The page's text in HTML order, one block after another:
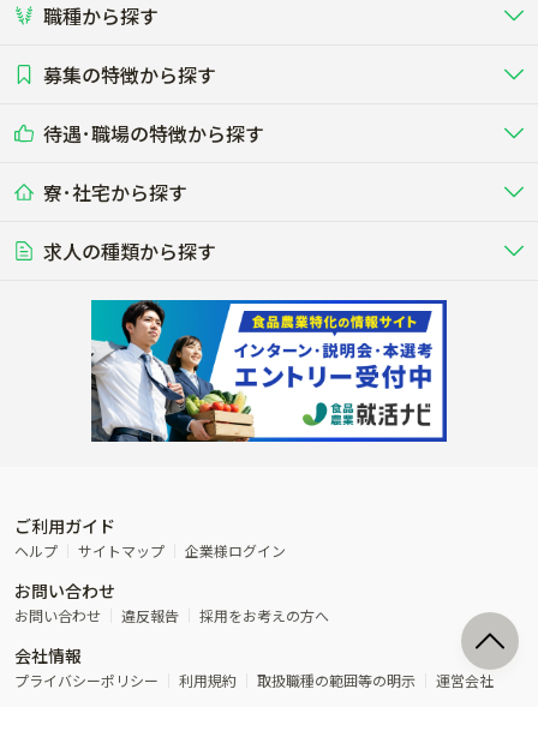
東海
短期アルバイト
その他（独立・副業など）
畜産（酪農･肉牛･養豚･養鶏など）
酪農
する牧場
養豚
る養豚場
レースで活躍する馬の手入れや子馬
その他畜産
その他動物の畜産業（羊、ウズラな
ど）
畑・圃場で野菜・穀物を生産 ビニールハウスで多様な野菜の生産
稲作
ビニールハウスで観賞用植物の栽
植物工場
環境制御された工場で野菜の生産管
理
農業資材･肥料
農場設備・肥料・飼料の生産・流
農業用の機械・機材の開発・販
流通･商社
農産物・農産品の物流・卸し・輸出
入
製造･加工･販売 福祉
その他農業関連企業
ネス
その他業種
木材の植林・伐採・加工、または
漁業･養殖
魚介類の採捕・養殖、または水産加
工場
職種から探す
農場･牧場･現場職
専門職（獣医師･人工授精師･
研究･開発 WEB･IT
その他職種
募集の特徴から探す
未経験歓迎
学歴不問
50代採用実績あり
AT免許OK
内定まで最短1週間 管理者･幹部採用
待遇･職場の特徴から探す
社会保険完備
食事補助あり
年間休日100日以上
経験者優遇 独立支援可能
寮･社宅から探す
単身寮あり
寮･社宅相談可
求人の種類から探す
転職おまかせ求人
ご利用ガイド
ヘルプ サイトマップ 企業様ログイン
お問い合わせ
お問い合わせ 違反報告 採用をお考えの方へ
会社情報
プライバシーポリシー 利用規約 取扱職種の範囲等の明示 運営会社